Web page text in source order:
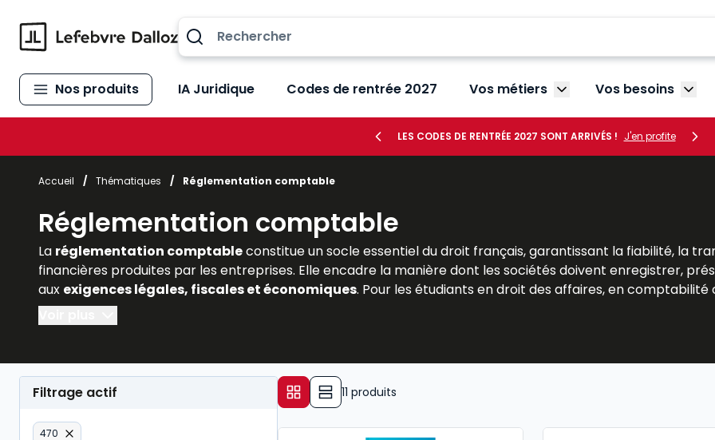
Nos produits IA Juridique Codes de rentrée 2027 Vos métiers Afficher le sous-menu
Vos besoins
LES CODES DE RENTRÉE 2027 SONT ARRIVÉS ! J'en profite
Accueil / Thématiques / Réglementation comptable
Réglementation comptable
La réglementation comptableconstitue un socle essentiel du droit français, garantissant la fiabilité, la
financières produites par les entreprises. Elle encadre la manière dont les sociétés doivent enregistrer,
aux exigences légales, fiscales et économiques. Pour les étudiants en droit des affaires, en
experts-comptables, commissaires aux comptes), la maîtrise des règles comptables est indispensable. Les
complète de ce cadre normatif, en associant explications théoriques et illustrations pratiques. Ils
garantir la conformité des pratiques comptables, prévenir les risques juridiques et sécuriser la
Filtrage actif
470
11 produits